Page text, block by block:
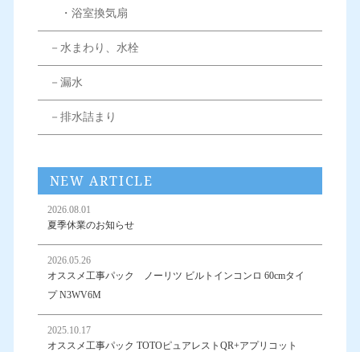
・浴室換気扇
－水まわり、水栓
－漏水
－排水詰まり
NEW ARTICLE
2026.08.01
夏季休業のお知らせ
2026.05.26
オススメ工事パック ノーリツ ビルトインコンロ 60cmタイ
プ N3WV6M
2025.10.17
オススメ工事パック TOTOピュアレストQR+アプリコット